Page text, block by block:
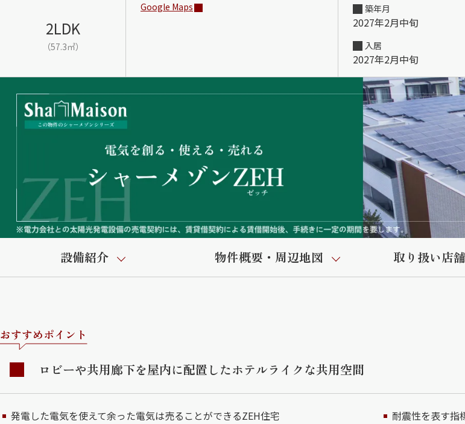
2LDK
（57.3㎡）
Google Maps 築年月
2027年2月中旬
入居
2027年2月中旬
設備紹介 物件概要・周辺地図 取り扱い店
おすすめポイント
ロビーや共用廊下を屋内に配置したホテルライクな共用空間
発電した電気を使えて余った電気は売ることができるZEH住宅 耐震性を表す指